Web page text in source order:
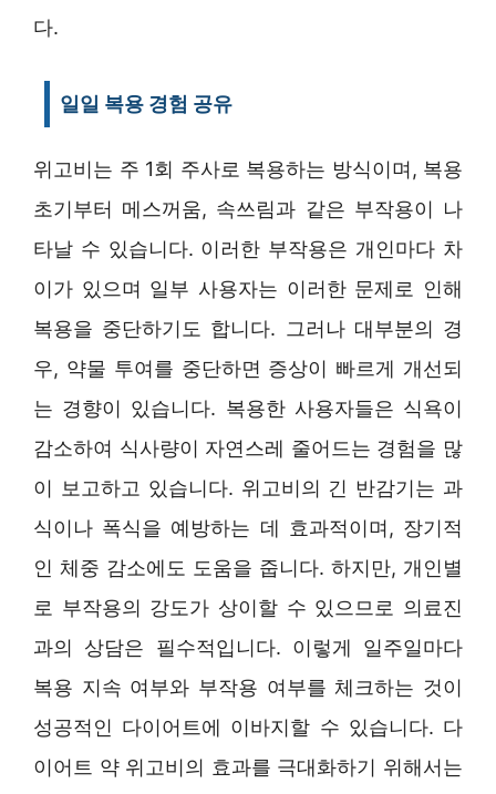
다.
일일 복용 경험 공유
위고비는 주 1회 주사로 복용하는 방식이며, 복용
초기부터 메스꺼움, 속쓰림과 같은 부작용이 나
타날 수 있습니다. 이러한 부작용은 개인마다 차
이가 있으며 일부 사용자는 이러한 문제로 인해
복용을 중단하기도 합니다. 그러나 대부분의 경
우, 약물 투여를 중단하면 증상이 빠르게 개선되
는 경향이 있습니다. 복용한 사용자들은 식욕이
감소하여 식사량이 자연스레 줄어드는 경험을 많
이 보고하고 있습니다. 위고비의 긴 반감기는 과
식이나 폭식을 예방하는 데 효과적이며, 장기적
인 체중 감소에도 도움을 줍니다. 하지만, 개인별
로 부작용의 강도가 상이할 수 있으므로 의료진
과의 상담은 필수적입니다. 이렇게 일주일마다
복용 지속 여부와 부작용 여부를 체크하는 것이
성공적인 다이어트에 이바지할 수 있습니다. 다
이어트 약 위고비의 효과를 극대화하기 위해서는